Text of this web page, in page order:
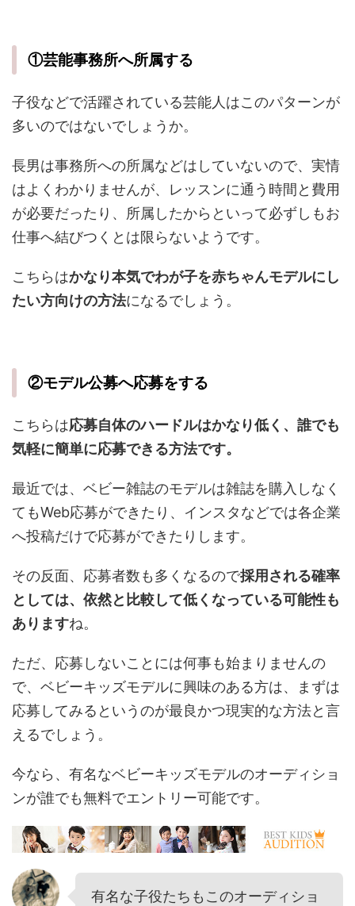
①芸能事務所へ所属する
子役などで活躍されている芸能人はこのパターンが
多いのではないでしょうか。
長男は事務所への所属などはしていないので、実情
はよくわかりませんが、レッスンに通う時間と費用
が必要だったり、所属したからといって必ずしもお
仕事へ結びつくとは限らないようです。
こちらはかなり本気でわが子を赤ちゃんモデルにし
たい方向けの方法になるでしょう。
②モデル公募へ応募をする
こちらは応募自体のハードルはかなり低く、誰でも
気軽に簡単に応募できる方法です。
最近では、ベビー雑誌のモデルは雑誌を購入しなく
てもWeb応募ができたり、インスタなどでは各企業
へ投稿だけで応募ができたりします。
その反面、応募者数も多くなるので採用される確率
としては、依然と比較して低くなっている可能性も
ありますね。
ただ、応募しないことには何事も始まりませんの
で、ベビーキッズモデルに興味のある方は、まずは
応募してみるというのが最良かつ現実的な方法と言
えるでしょう。
今なら、有名なベビーキッズモデルのオーディショ
ンが誰でも無料でエントリー可能です。
有名な子役たちもこのオーディショ